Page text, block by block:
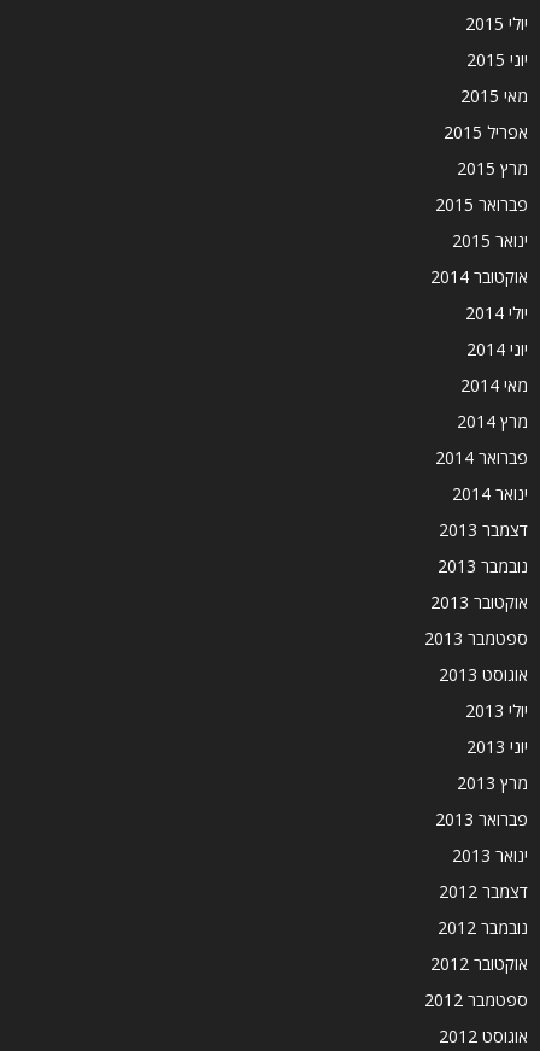
יולי 2015
יוני 2015
מאי 2015
אפריל 2015
מרץ 2015
פברואר 2015
ינואר 2015
אוקטובר 2014
יולי 2014
יוני 2014
מאי 2014
מרץ 2014
פברואר 2014
ינואר 2014
דצמבר 2013
נובמבר 2013
אוקטובר 2013
ספטמבר 2013
אוגוסט 2013
יולי 2013
יוני 2013
מרץ 2013
פברואר 2013
ינואר 2013
דצמבר 2012
נובמבר 2012
אוקטובר 2012
ספטמבר 2012
אוגוסט 2012